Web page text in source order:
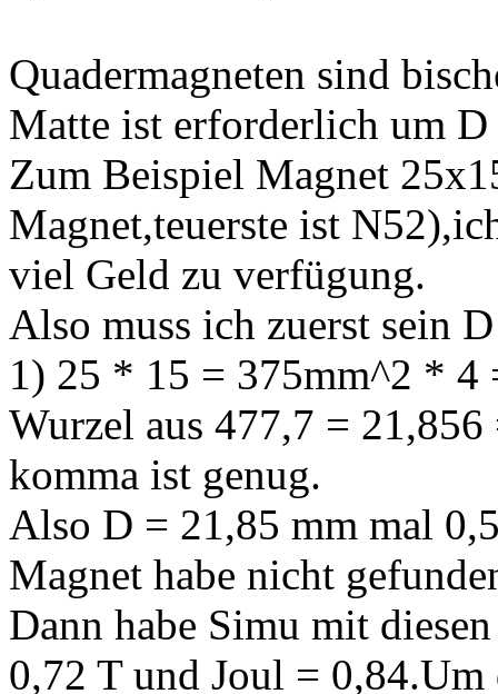
Quadermagneten sind
Matte ist erforderlich um D
Zum Beispiel Magnet
Magnet,teuerste ist
viel Geld zu verfügung.
Also muss ich zuerst sein
1) 25 * 15 = 375mm^2 * 4
Wurzel aus 477,7 =
komma ist genug.
Also D = 21,85 mm mal
Magnet habe nicht
Dann habe Simu mit
0,72 T und Joul =